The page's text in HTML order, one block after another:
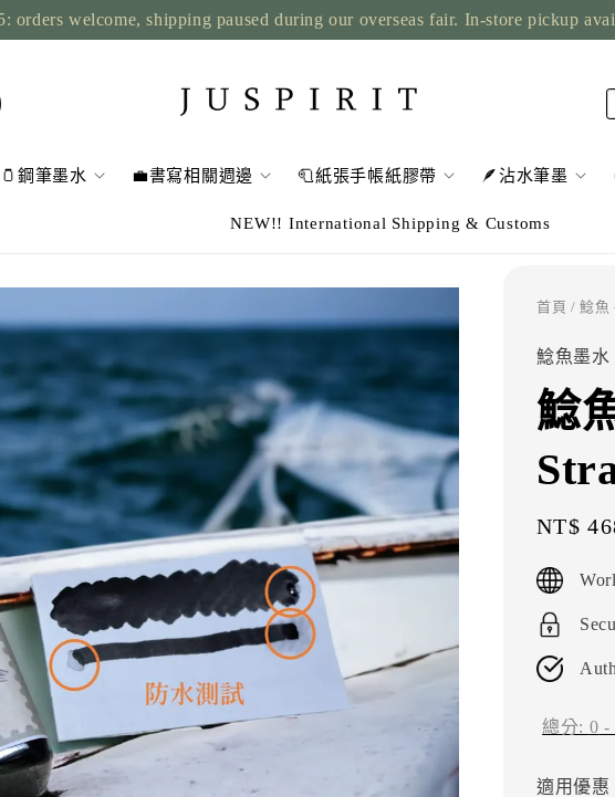
orders welcome, shipping paused during our overseas fair. In-store pickup
🫙鋼筆墨水 💼書寫相關週邊 🧻紙張手帳紙膠帶 🪶沾水筆墨
NEW!! International Shipping & Customs
首頁 / 鯰魚
鯰魚墨水
鯰
Sale
NT$
總分: 0 -
適用優惠